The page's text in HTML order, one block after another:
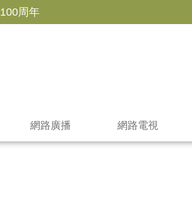
100周年
網路廣播 網路電視